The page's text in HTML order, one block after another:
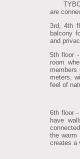
are
3rd, 4th
balcony
and
5th floor
room
meters,
feel of
6th floor
have
the warm
creates a